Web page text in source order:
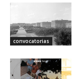
convocatorias